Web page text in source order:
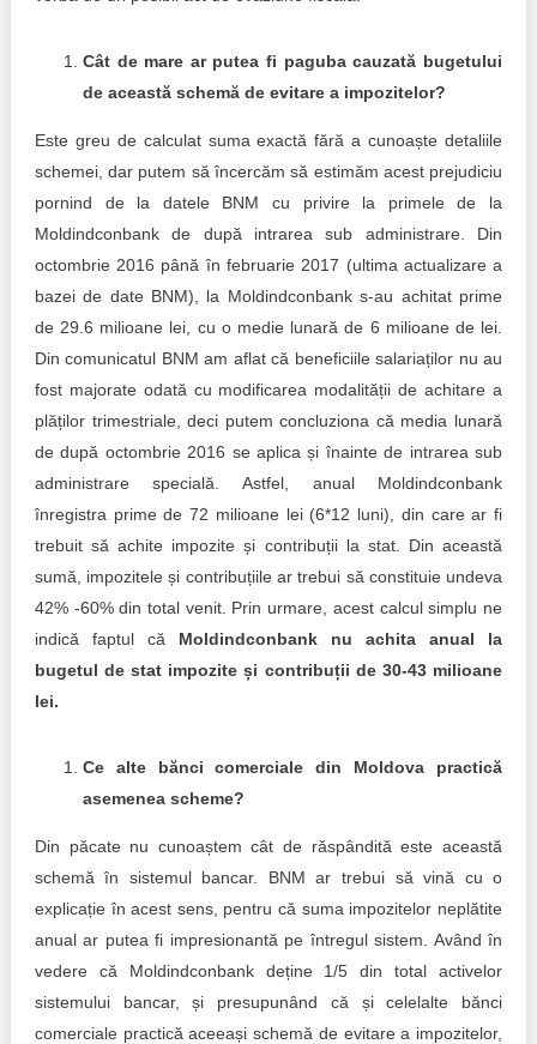
Cât de mare ar putea fi paguba cauzată bugetului
de această schemă de evitare a impozitelor?
Este greu de calculat suma exactă fără a cunoaște detaliile
schemei, dar putem să încercăm să estimăm acest prejudiciu
pornind de la datele BNM cu privire la primele de la
Moldindconbank de după intrarea sub administrare. Din
octombrie 2016 până în februarie 2017 (ultima actualizare a
bazei de date BNM), la Moldindconbank s-au achitat prime
de 29.6 milioane lei, cu o medie lunară de 6 milioane de lei.
Din comunicatul BNM am aflat că beneficiile salariaților nu au
fost majorate odată cu modificarea modalității de achitare a
plăților trimestriale, deci putem concluziona că media lunară
de după octombrie 2016 se aplica și înainte de intrarea sub
administrare specială. Astfel, anual Moldindconbank
înregistra prime de 72 milioane lei (6*12 luni), din care ar fi
trebuit să achite impozite și contribuții la stat. Din această
sumă, impozitele și contribuțiile ar trebui să constituie undeva
42% -60% din total venit. Prin urmare, acest calcul simplu ne
indică faptul că Moldindconbank nu achita anual la
bugetul de stat impozite și contribuții de 30-43 milioane
lei.
Ce alte bănci comerciale din Moldova practică
asemenea scheme?
Din păcate nu cunoaștem cât de răspândită este această
schemă în sistemul bancar. BNM ar trebui să vină cu o
explicație în acest sens, pentru că suma impozitelor neplătite
anual ar putea fi impresionantă pe întregul sistem. Având în
vedere că Moldindconbank deține 1/5 din total activelor
sistemului bancar, și presupunând că și celelalte bănci
comerciale practică aceeași schemă de evitare a impozitelor,